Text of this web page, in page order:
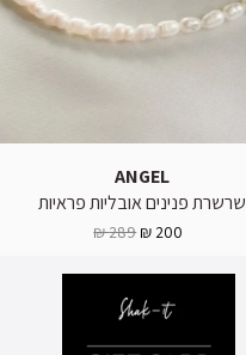
ANGEL
שרשרת פנינים אובליות פראיות
200 ₪
289 ₪